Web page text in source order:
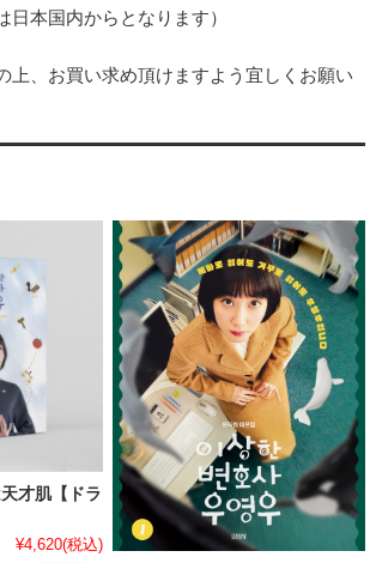
日本国内からとなります）
上、お買い求め頂けますよう宜しくお願い
才肌【ドラ
¥4,620(税込)